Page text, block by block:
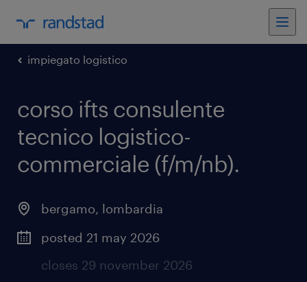
impiegato logistico
corso ifts consulente
tecnico logistico-
commerciale (f/m/nb).
bergamo, lombardia
posted 21 may 2026
closes 29 november 2026